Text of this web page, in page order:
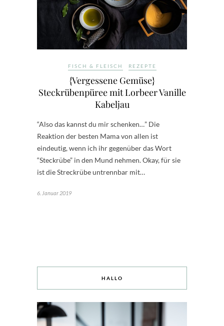
FISCH & FLEISCH REZEPTE
{Vergessene Gemüse}
Steckrübenpüree mit Lorbeer Vanille
Kabeljau
“Also das kannst du mir schenken…” Die
Reaktion der besten Mama von allen ist
eindeutig, wenn ich ihr gegenüber das Wort
“Steckrübe” in den Mund nehmen. Okay, für sie
ist die Streckrübe untrennbar mit…
6. Januar 2019
HALLO